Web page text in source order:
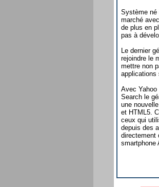
Système né
marché
de plus en
pas à
Le dernier
rejoindre le
mettre non
applications
Avec Yahoo
Search le
une
et HTML5.
ceux qui
depuis des
directement
smartphone